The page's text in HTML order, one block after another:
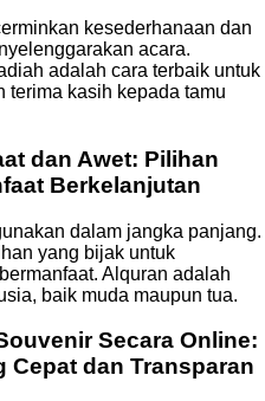
kesederhanaan dan
acara.
adalah cara terbaik untuk
terima kasih kepada tamu
dan Awet: Pilihan
Berkelanjutan
dalam jangka panjang.
yang bijak untuk
Alquran adalah
baik muda maupun tua.
Secara Online:
Cepat dan Transparan